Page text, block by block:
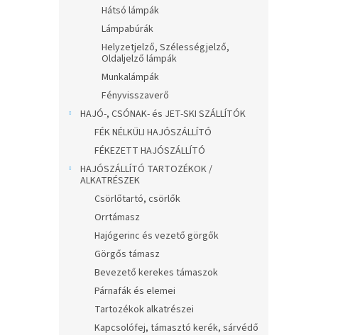
Hátsó lámpák
Lámpabúrák
Helyzetjelző, Szélességjelző,
Oldaljelző lámpák
Munkalámpák
Fényvisszaverő
HAJÓ-, CSÓNAK- és JET-SKI SZÁLLÍTÓK
FÉK NÉLKÜLI HAJÓSZÁLLÍTÓ
FÉKEZETT HAJÓSZÁLLÍTÓ
HAJÓSZÁLLÍTÓ TARTOZÉKOK /
ALKATRÉSZEK
Csörlőtartó, csörlők
Orrtámasz
Hajógerinc és vezető görgők
Görgős támasz
Bevezető kerekes támaszok
Párnafák és elemei
Tartozékok alkatrészei
Kapcsolófej, támasztó kerék, sárvédő